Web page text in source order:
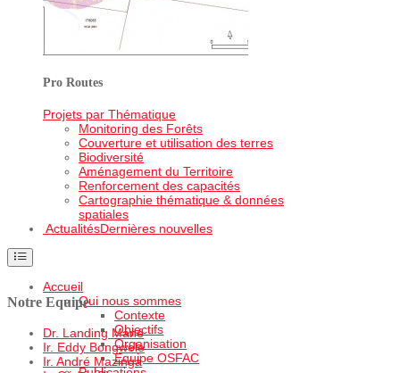
Pro Routes
Projets par Thématique
Monitoring des Forêts
Couverture et utilisation des terres
Biodiversité
Aménagement du Territoire
Renforcement des capacités
Cartographie thématique & données
spatiales
ActualitésDernières nouvelles
Accueil
Qui nous sommes
Contexte
Objectifs
Organisation
Equipe OSFAC
Notre Equipe
Dr. Landing Mané
Ir. Eddy Bongwele
Ir. André Mazinga